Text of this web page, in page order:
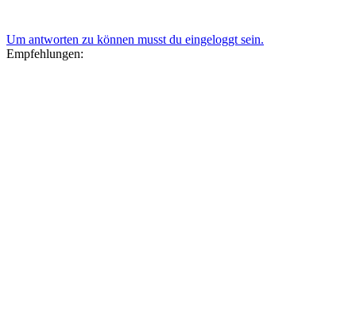
Um antworten zu können musst du eingeloggt sein.
Empfehlungen: